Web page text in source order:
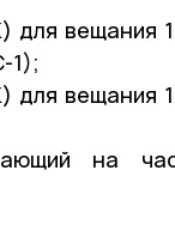
для вещания
1);
для вещания
на